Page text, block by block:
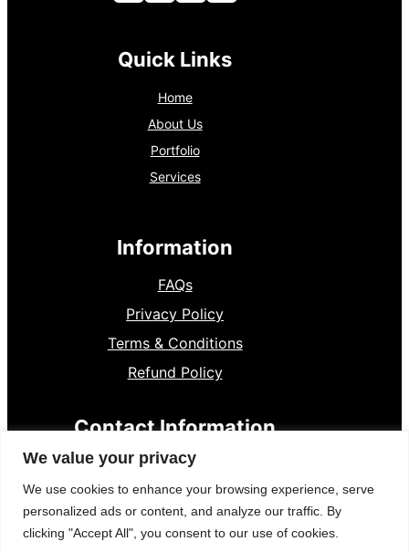
We value your privacy
We use cookies to enhance your browsing experience, serve
personalized ads or content, and analyze our traffic. By
clicking "Accept All", you consent to our use of cookies.
Quick Links
Home
About Us
Portfolio
Services
Information
FAQs
Privacy Policy
Terms & Conditions
Refund Policy
Contact Information
+
8801300841136
Dumki, Pstu